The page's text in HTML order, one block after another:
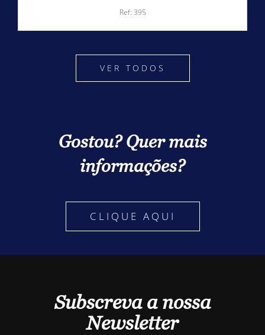
Ref: 395
VER TODOS
Gostou? Quer mais
informações?
CLIQUE AQUI
Subscreva a nossa
Newsletter